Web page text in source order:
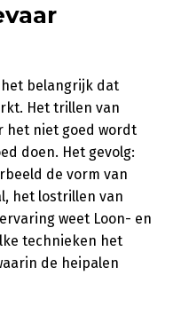
belangrijk dat
Het trillen van
het niet goed wordt
doen. Het gevolg:
de vorm van
het lostrillen van
weet Loon- en
technieken het
de heipalen